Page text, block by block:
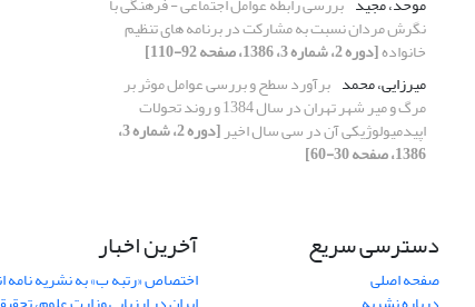
نگرش مردان نسبت به مشارکت در برنامه های تنظیم
خانواده[دوره 2، شماره 3، 1386، صفحه 92-110]
میرزایی، محمد برآورد سطح و بررسی عوامل موثر بر
مرگ و میر شهر تهران در سال 1384 و روند تحولات
اپیدمیولوژیکی آن در سی سال اخیر [دوره 2، شماره 3،
1386، صفحه 30-60]
دسترسی سریع
صفحه اصلی
آخرین اخبار
اختصاص «رتبه ب» به نشریه